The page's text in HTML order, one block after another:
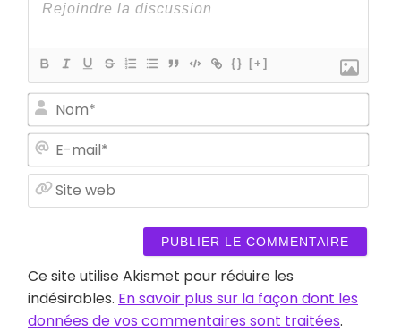
{} [+]
web
Ce site utilise Akismet pour réduire les
indésirables. En savoir plus sur la façon dont les
données de vos commentaires sont traitées.